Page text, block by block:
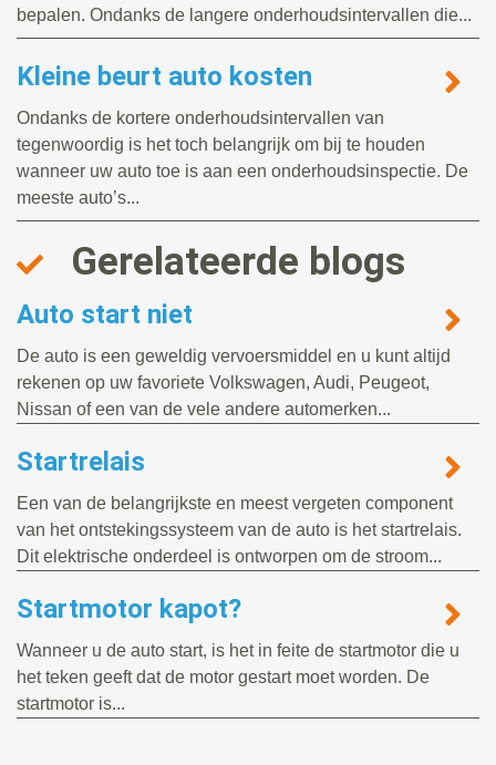
bepalen. Ondanks de langere onderhoudsintervallen die...
Kleine beurt auto kosten
Ondanks de kortere onderhoudsintervallen van
tegenwoordig is het toch belangrijk om bij te houden
wanneer uw auto toe is aan een onderhoudsinspectie. De
meeste auto’s...
Gerelateerde blogs
Auto start niet
De auto is een geweldig vervoersmiddel en u kunt altijd
rekenen op uw favoriete Volkswagen, Audi, Peugeot,
Nissan of een van de vele andere automerken...
Startrelais
Een van de belangrijkste en meest vergeten component
van het ontstekingssysteem van de auto is het startrelais.
Dit elektrische onderdeel is ontworpen om de stroom...
Startmotor kapot?
Wanneer u de auto start, is het in feite de startmotor die u
het teken geeft dat de motor gestart moet worden. De
startmotor is...